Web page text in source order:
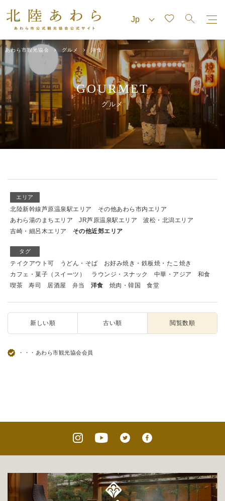
あわら市観光協会 グルメ 洋食
GOURMET
グルメ
エリア
北陸新幹線芦原温泉駅エリア
その他あわら市内エリア
あわら湯のまちエリア
JR芦原温泉駅エリア
波松・北潟エリア
吉崎・細呂木エリア
その他近郊エリア
タグ
テイクアウト可 うどん・そば
お好み焼き・鉄板焼・たこ焼き
カフェ・菓子（スイーツ）
ラウンジ・スナック 中華・アジア
和食
喫茶
寿司 居酒屋 弁当 洋食 焼肉・韓国 食堂
新しい順 古い順 閲覧数順
・・・あわら市観光協会会員